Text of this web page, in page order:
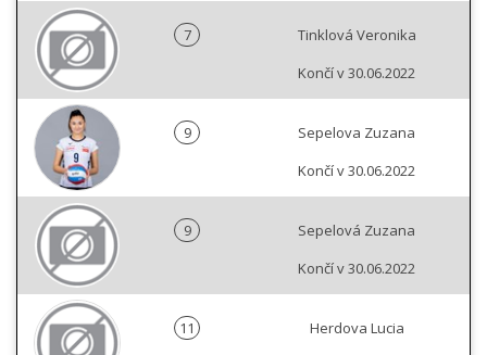
7
Tinklová Veronika
Končí v 30.06.2022
9
Sepelova Zuzana
Končí v 30.06.2022
9
Sepelová Zuzana
Končí v 30.06.2022
11
Herdova Lucia